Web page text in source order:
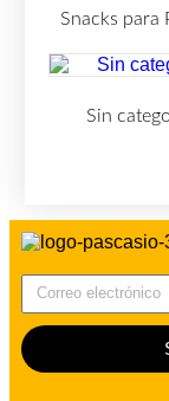
Snacks para
Sin